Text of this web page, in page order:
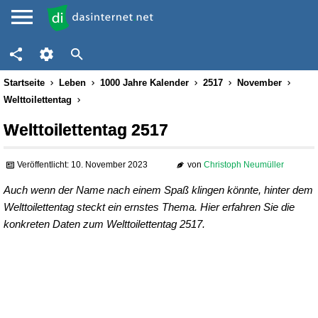
Startseite Leben 1000 Jahre Kalender 2517
November
Welttoilettentag
Welttoilettentag 2517
Veröffentlicht: 10. November 2023 von Christoph Neumüller
Auch wenn der Name nach einem Spaß klingen könnte, hinter dem
Welttoilettentag steckt ein ernstes Thema. Hier erfahren Sie die
konkreten Daten zum Welttoilettentag 2517.